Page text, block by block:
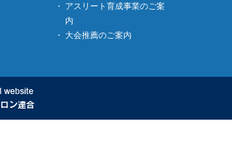
アスリート育成事業のご案
内
大会推薦のご案内